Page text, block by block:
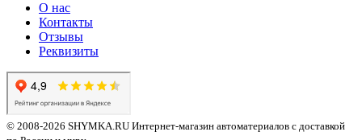
О нас
Контакты
Отзывы
Реквизиты
© 2008-2026 SHYMKA.RU Интернет-магазин автоматериалов с доставкой